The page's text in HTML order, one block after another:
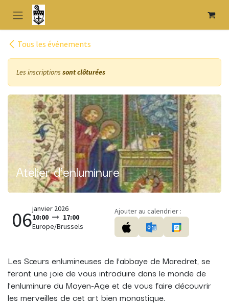
Se rendre au contenu
Tous les événements
Les inscriptions sont clôturées
Atelier d'enluminure
06janvier 2026
10:00
17:00
Europe/Brussels
Ajouter au calendrier :
Les Sœurs enlumineuses de l’abbaye de Maredret, se
feront une joie de vous introduire dans le monde de
l’enluminure du Moyen-Age et de vous faire découvrir
les merveilles de cet art bien monastique.